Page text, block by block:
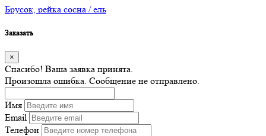
Брусок, рейка сосна / ель
Заказать
×
Спасибо! Ваша заявка принята.
Произошла ошибка. Сообщение не отправлено.
Имя
Email
Телефон